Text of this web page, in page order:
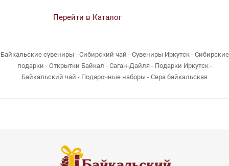
Перейти в Каталог
Байкальские сувениры - Сибирский чай - Сувениры Иркутск - Сибирские
подарки - Открытки Байкал - Саган-Дайля - Подарки Иркутск -
Байкальский чай - Подарочные наборы - Сера байкальская